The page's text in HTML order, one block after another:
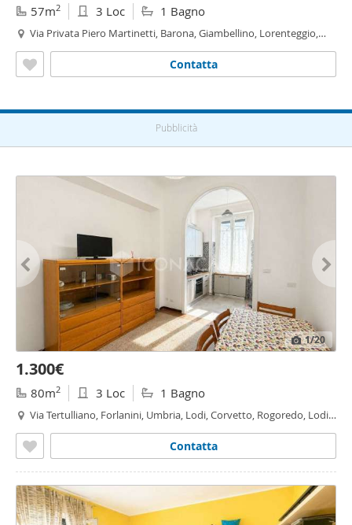
57m2 3 Loc 1 Bagno
Via Privata Piero Martinetti, Barona, Giambellino, Lorenteggio,
Contatta
Pubblicità
1/20
1.300€
80m2 3 Loc 1 Bagno
Via Tertulliano, Forlanini, Umbria, Lodi, Corvetto, Rogoredo, Lodi -
Contatta